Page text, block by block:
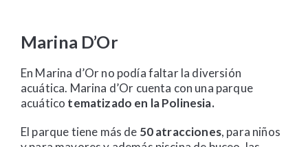
Marina D’Or
En Marina d’Or no podía faltar la diversión
acuática. Marina d’Or cuenta con una parque
acuático tematizado en la Polinesia.
El parque tiene más de 50 atracciones, para niños